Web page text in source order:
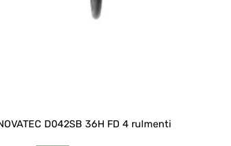
D042SB 36H FD 4 rulmenti